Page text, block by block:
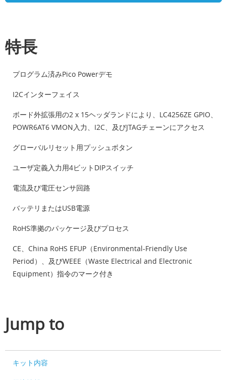
特長
プログラム済みPico Powerデモ
I2Cインターフェイス
ボード外拡張用の2 x 15ヘッダランドにより、LC4256ZE GPIO、
POWR6AT6 VMON入力、I2C、及びJTAGチェーンにアクセス
グローバルリセット用プッシュボタン
ユーザ定義入力用4ビットDIPスイッチ
電流及び電圧センサ回路
バッテリまたはUSB電源
RoHS準拠のパッケージ及びプロセス
CE、China RoHS EFUP（Environmental-Friendly Use
Period）、及びWEEE（Waste Electrical and Electronic
Equipment）指令のマーク付き
Jump to
キット内容